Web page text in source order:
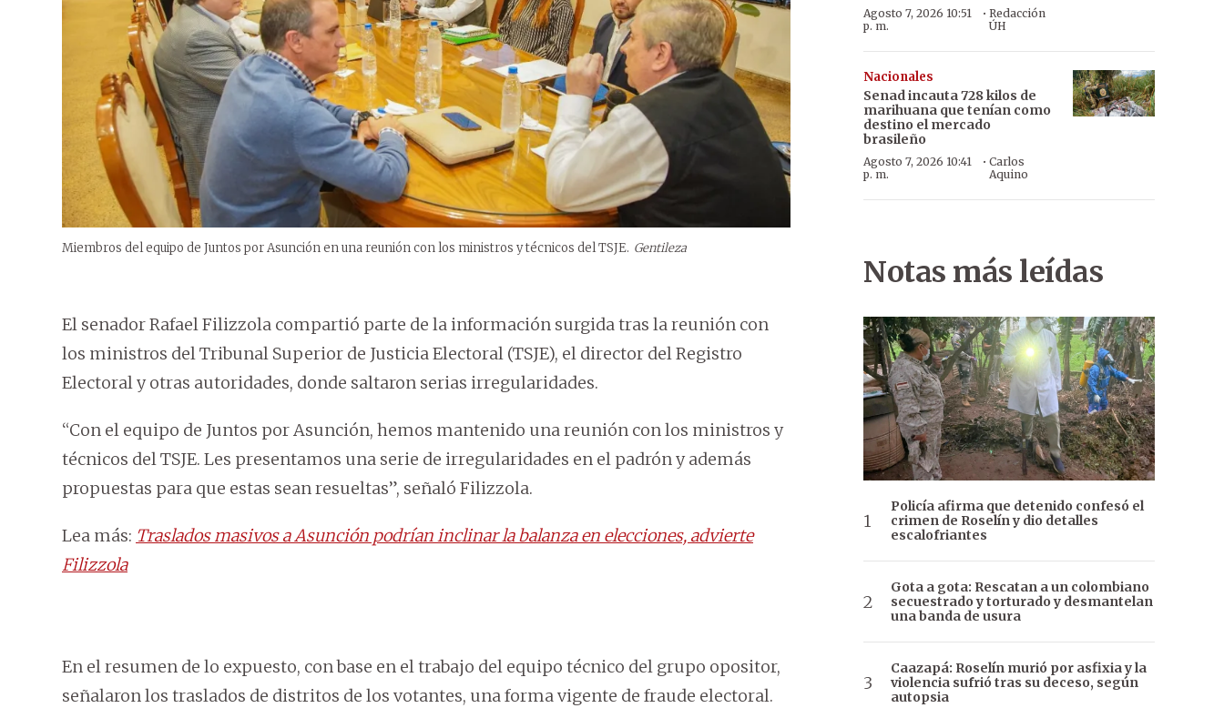
Miembros del equipo de Juntos por Asunción en una reunión con los ministros y técnicos del TSJE. Gentileza
El senador Rafael Filizzola compartió parte de la información surgida tras la reunión con
los ministros del Tribunal Superior de Justicia Electoral (TSJE), el director del Registro
Electoral y otras autoridades, donde saltaron serias irregularidades.
“Con el equipo de Juntos por Asunción, hemos mantenido una reunión con los ministros y
técnicos del TSJE. Les presentamos una serie de irregularidades en el padrón y además
propuestas para que estas sean resueltas”, señaló Filizzola.
Lea más: Traslados masivos a Asunción podrían inclinar la balanza en elecciones, advierte
Filizzola
En el resumen de lo expuesto, con base en el trabajo del equipo técnico del grupo opositor,
señalaron los traslados de distritos de los votantes, una forma vigente de fraude electoral.
Agosto 7, 2026 10:51
p. m.
·Redacción
ÚH
Nacionales
Senad incauta 728 kilos de
marihuana que tenían como
destino el mercado
brasileño
Agosto 7, 2026 10:41
p. m.
· Carlos
Aquino
Notas más leídas
Policía afirma que detenido confesó el
crimen de Roselín y dio detalles
escalofriantes
Gota a gota: Rescatan a un colombiano
secuestrado y torturado y desmantelan
una banda de usura
Caazapá: Roselín murió por asfixia y la
violencia sufrió tras su deceso, según
autopsia